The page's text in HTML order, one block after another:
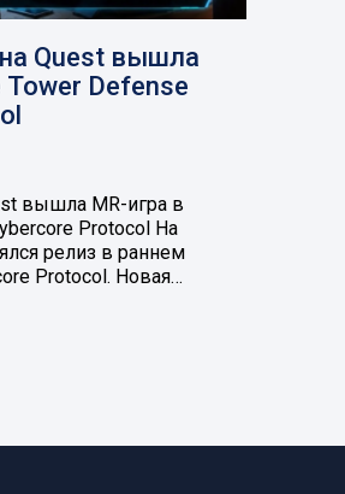
Quest вышла
Tower Defense
вышла MR-игра в
Protocol На
релиз в раннем
Protocol. Новая…